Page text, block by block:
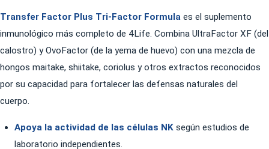
Transfer Factor Plus Tri-Factor Formula es el suplemento
inmunológico más completo de 4Life. Combina UltraFactor XF (del
calostro) y OvoFactor (de la yema de huevo) con una mezcla de
hongos maitake, shiitake, coriolus y otros extractos reconocidos
por su capacidad para fortalecer las defensas naturales del
cuerpo.
Apoya la actividad de las células NK según estudios de
laboratorio independientes.